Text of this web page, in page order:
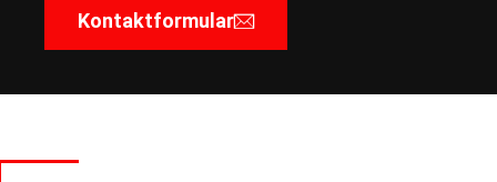
Kontaktformular